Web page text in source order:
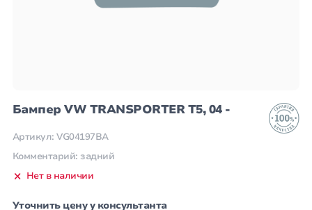
Бампер VW TRANSPORTER T5, 04 -
Артикул: VG04197BA
Комментарий: задний
Нет в наличии
Уточнить цену у консультанта